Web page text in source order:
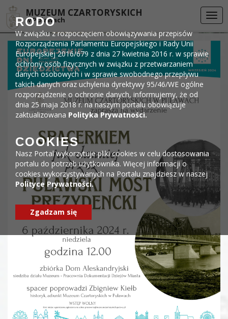
DEKLARACJA DOSTĘPNOŚCI
MUZEUM CZARTORYSKICH
w Puławach
RODO
W związku z rozpoczęciem obowiązywania przepisów
Rozporządzenia Parlamentu Europejskiego i Rady Unii
Europejskiej 2016/679 z dnia 27 kwietnia 2016 r. w sprawie
ochrony osób fizycznych w związku z przetwarzaniem
danych osobowych i w sprawie swobodnego przepływu
takich danych oraz uchylenia dyrektywy 95/46/WE ogólne
rozporządzenie o ochronie danych, informujemy, że od
dnia 25 maja 2018 r. na naszym portalu obowiązuje
zaktualizowana Polityka Prywatności.
COOKIES
Nasz Portal wykorzytuje pliki cookies w celu dostosowania
portalu do potrzeb użytkownika. Więcej informacji o
cookies wykorzystywanych na Portalu znajdziesz w naszej
Polityce Prywatności.
Zgadzam się